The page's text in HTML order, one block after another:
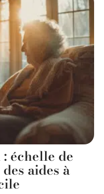
échelle de
aides à